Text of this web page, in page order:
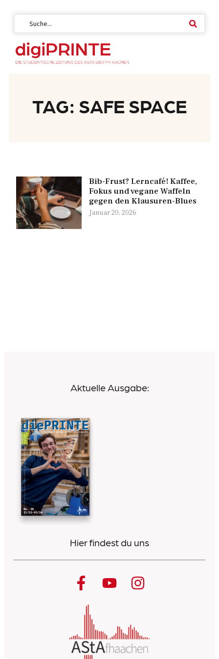
TAG: SAFE SPACE
Bib-Frust? Lerncafé! Kaffee,
Fokus und vegane Waffeln
gegen den Klausuren-Blues
Januar 20, 2026
Aktuelle Ausgabe:
Hier findest du uns